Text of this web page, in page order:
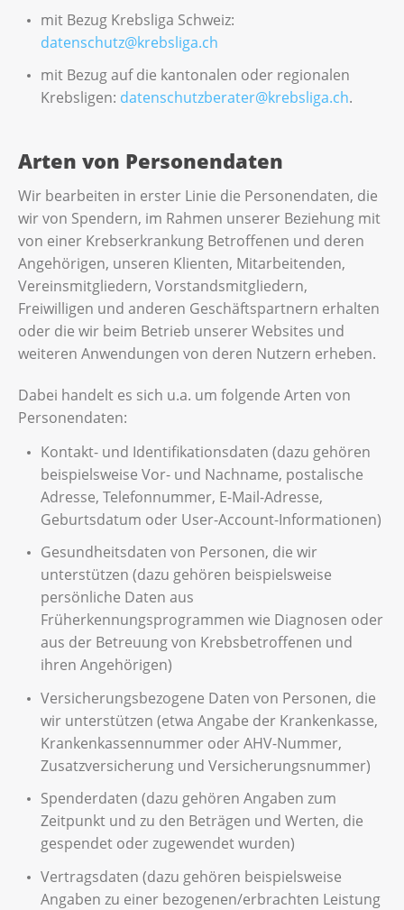
mit Bezug Krebsliga Schweiz:
datenschutz@krebsliga.ch
mit Bezug auf die kantonalen oder regionalen
Krebsligen: datenschutzberater@krebsliga.ch.
Arten von Personendaten
Wir bearbeiten in erster Linie die Personendaten, die
wir von Spendern, im Rahmen unserer Beziehung mit
von einer Krebserkrankung Betroffenen und deren
Angehörigen, unseren Klienten, Mitarbeitenden,
Vereinsmitgliedern, Vorstandsmitgliedern,
Freiwilligen und anderen Geschäftspartnern erhalten
oder die wir beim Betrieb unserer Websites und
weiteren Anwendungen von deren Nutzern erheben.
Dabei handelt es sich u.a. um folgende Arten von
Personendaten:
Kontakt- und Identifikationsdaten (dazu gehören
beispielsweise Vor- und Nachname, postalische
Adresse, Telefonnummer, E-Mail-Adresse,
Geburtsdatum oder User-Account-Informationen)
Gesundheitsdaten von Personen, die wir
unterstützen (dazu gehören beispielsweise
persönliche Daten aus
Früherkennungsprogrammen wie Diagnosen oder
aus der Betreuung von Krebsbetroffenen und
ihren Angehörigen)
Versicherungsbezogene Daten von Personen, die
wir unterstützen (etwa Angabe der Krankenkasse,
Krankenkassennummer oder AHV-Nummer,
Zusatzversicherung und Versicherungsnummer)
Spenderdaten (dazu gehören Angaben zum
Zeitpunkt und zu den Beträgen und Werten, die
gespendet oder zugewendet wurden)
Vertragsdaten (dazu gehören beispielsweise
Angaben zu einer bezogenen/erbrachten Leistung